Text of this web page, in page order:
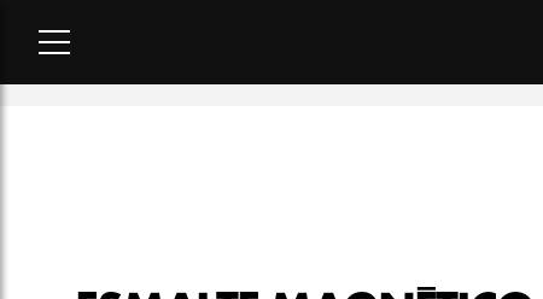
Esmalte magnético: 9 opções para se